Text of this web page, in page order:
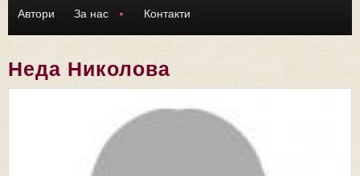
Автори За нас Контакти
Неда Николова